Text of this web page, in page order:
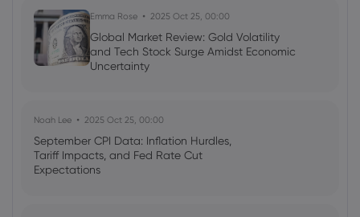
Emma Rose 2025 Oct 25, 00:00
Global Market Review: Gold Volatility
and Tech Stock Surge Amidst Economic
Uncertainty
Noah Lee 2025 Oct 25, 00:00
September CPI Data: Inflation Hurdles,
Tariff Impacts, and Fed Rate Cut
Expectations